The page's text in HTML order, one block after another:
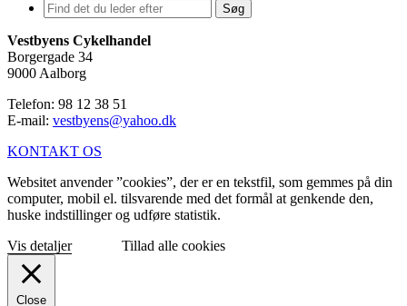
Søg
Vestbyens Cykelhandel
Borgergade 34
9000 Aalborg
Telefon: 98 12 38 51
E-mail: vestbyens@yahoo.dk
KONTAKT OS
Websitet anvender ”cookies”, der er en tekstfil, som gemmes på din
computer, mobil el. tilsvarende med det formål at genkende den,
huske indstillinger og udføre statistik.
Vis detaljer
Tillad alle cookies
Close